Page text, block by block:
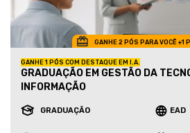
GANHE 2 PÓS PARA VOCÊ +1
GANHE 1 PÓS COM DESTAQUE EM I.A.
GRADUAÇÃO EM GESTÃO DA
INFORMAÇÃO
GRADUAÇÃO EAD